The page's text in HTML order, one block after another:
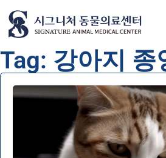
Tag: 강아지 종